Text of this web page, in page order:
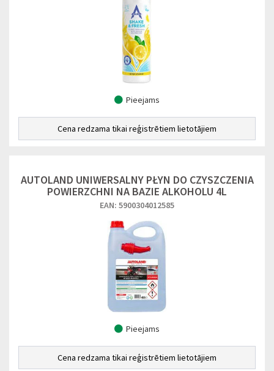
Pieejams
Cena redzama tikai reģistrētiem lietotājiem
AUTOLAND UNIWERSALNY PŁYN DO CZYSZCZENIA
POWIERZCHNI NA BAZIE ALKOHOLU 4L
EAN: 5900304012585
Pieejams
Cena redzama tikai reģistrētiem lietotājiem